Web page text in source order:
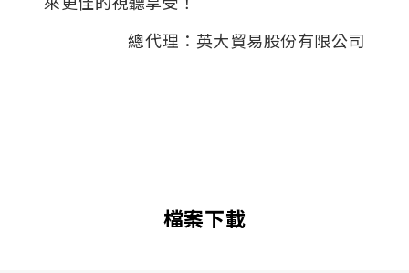
總代理：英大貿易股份有限公司
檔案下載